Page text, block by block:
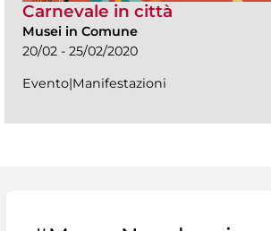
Carnevale in città
Musei in Comune
20/02 - 25/02/2020
Evento|Manifestazioni